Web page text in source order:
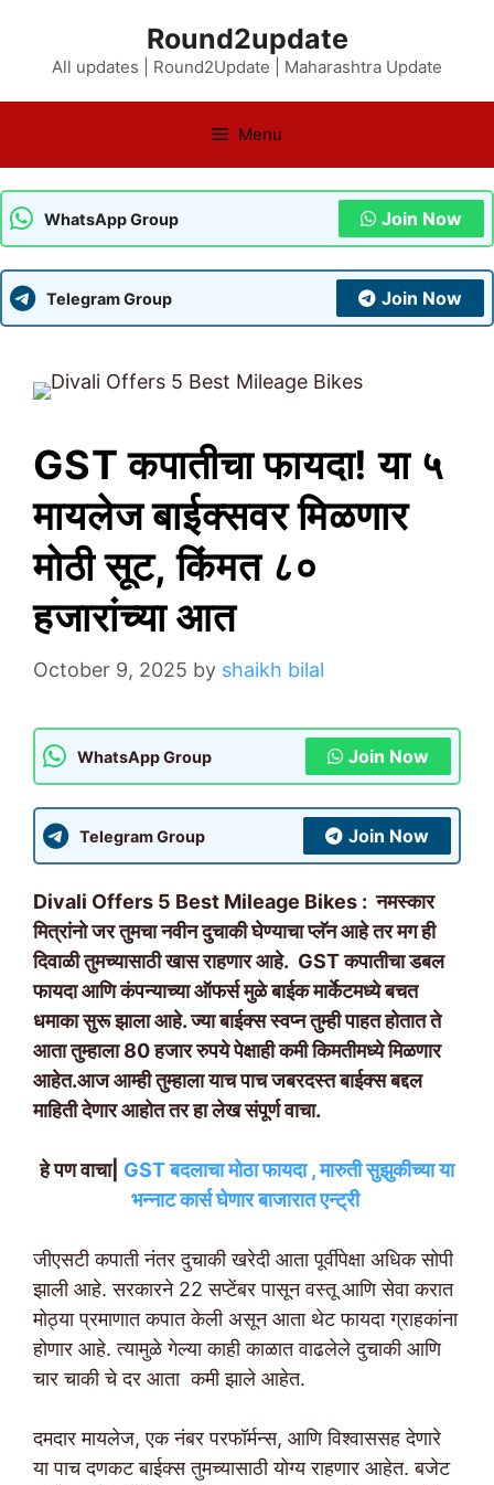
content
Round2update
All updates | Round2Update | Maharashtra Update
Menu
WhatsApp Group Join Now
Telegram Group Join Now
GST कपातीचा फायदा! या ५
मायलेज बाईक्सवर मिळणार
मोठी सूट, किंमत ८०
हजारांच्या आत
October 9, 2025 by shaikh bilal
WhatsApp Group Join Now
Telegram Group Join Now
Divali Offers 5 Best Mileage Bikes : नमस्कार
मित्रांनो जर तुमचा नवीन दुचाकी घेण्याचा प्लॅन आहे तर मग ही
दिवाळी तुमच्यासाठी खास राहणार आहे. GST कपातीचा डबल
फायदा आणि कंपन्याच्या ऑफर्स मुळे बाईक मार्केटमध्ये बचत
धमाका सुरू झाला आहे. ज्या बाईक्स स्वप्न तुम्ही पाहत होतात ते
आता तुम्हाला 80 हजार रुपये पेक्षाही कमी किमतीमध्ये मिळणार
आहेत.आज आम्ही तुम्हाला याच पाच जबरदस्त बाईक्स बद्दल
माहिती देणार आहोत तर हा लेख संपूर्ण वाचा.
हे पण वाचा| GST बदलाचा मोठा फायदा , मारुती सुझुकीच्या या
भन्नाट कार्स घेणार बाजारात एन्ट्री
जीएसटी कपाती नंतर दुचाकी खरेदी आता पूर्वीपेक्षा अधिक सोपी
झाली आहे. सरकारने 22 सप्टेंबर पासून वस्तू आणि सेवा करात
मोठ्या प्रमाणात कपात केली असून आता थेट फायदा ग्राहकांना
होणार आहे. त्यामुळे गेल्या काही काळात वाढलेले दुचाकी आणि
चार चाकी चे दर आता कमी झाले आहेत.
दमदार मायलेज, एक नंबर परफॉर्मन्स, आणि विश्वाससह देणारे
या पाच दणकट बाईक्स तुमच्यासाठी योग्य राहणार आहेत. बजेट